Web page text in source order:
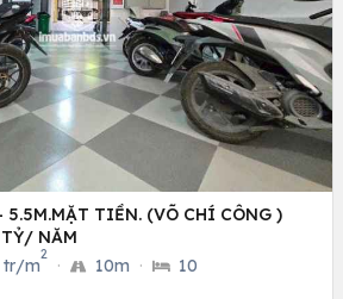
5.5M.MẶT TIỀN. (VÕ CHÍ CÔNG )
TỶ/ NĂM
tr/m
2
· 10m · 10